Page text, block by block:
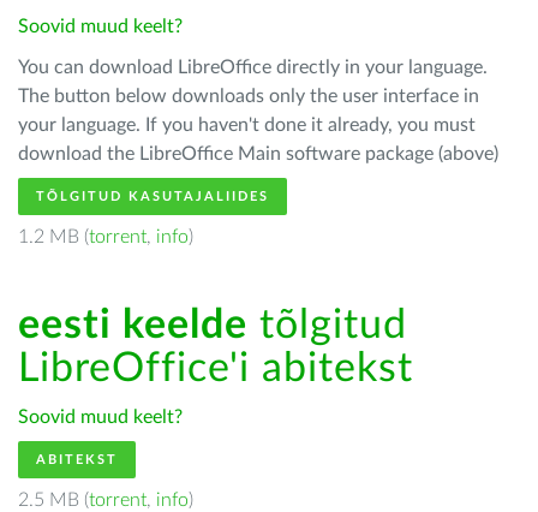
Soovid muud keelt?
You can download LibreOffice directly in your language.
The button below downloads only the user interface in
your language. If you haven't done it already, you must
download the LibreOffice Main software package (above)
TÕLGITUD KASUTAJALIIDES
1.2 MB (torrent, info)
eesti keelde tõlgitud
LibreOffice'i abitekst
Soovid muud keelt?
ABITEKST
2.5 MB (torrent, info)